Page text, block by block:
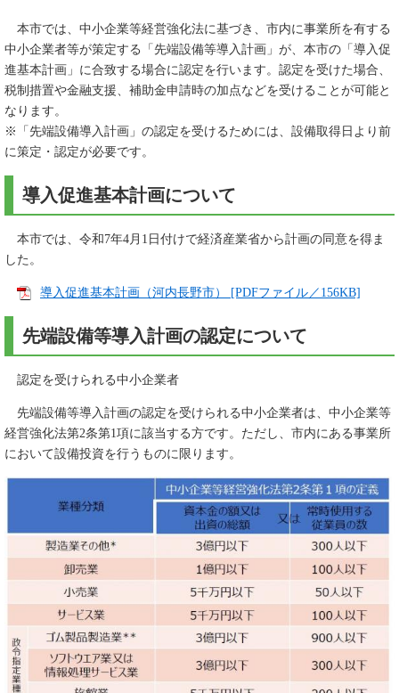
本市では、中小企業等経営強化法に基づき、市内に事業所を有する
中小企業者等が策定する「先端設備等導入計画」が、本市の「導入促
進基本計画」に合致する場合に認定を行います。認定を受けた場合、
税制措置や金融支援、補助金申請時の加点などを受けることが可能と
なります。
※「先端設備導入計画」の認定を受けるためには、設備取得日より前
に策定・認定が必要です。
導入促進基本計画について
本市では、令和7年4月1日付けで経済産業省から計画の同意を得ま
した。
導入促進基本計画（河内長野市） [PDFファイル／156KB]
先端設備等導入計画の認定について
認定を受けられる中小企業者
先端設備等導入計画の認定を受けられる中小企業者は、中小企業等
経営強化法第2条第1項に該当する方です。ただし、市内にある事業所
において設備投資を行うものに限ります。